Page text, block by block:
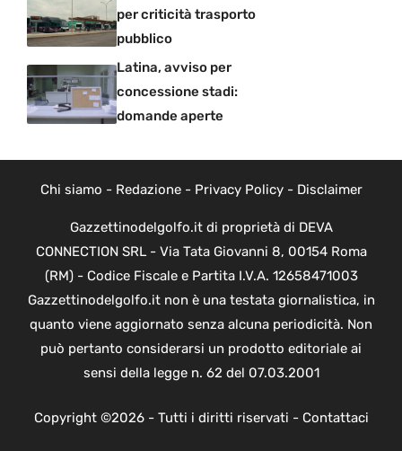
per criticità trasporto
pubblico
Latina, avviso per
concessione stadi:
domande aperte
Chi siamo - Redazione- Privacy Policy- Disclaimer
Gazzettinodelgolfo.it di proprietà di DEVA
CONNECTION SRL - Via Tata Giovanni 8, 00154 Roma
(RM) - Codice Fiscale e Partita I.V.A. 12658471003
Gazzettinodelgolfo.it non è una testata giornalistica, in
quanto viene aggiornato senza alcuna periodicità. Non
può pertanto considerarsi un prodotto editoriale ai
sensi della legge n. 62 del 07.03.2001
Copyright ©2026 - Tutti i diritti riservati - Contattaci